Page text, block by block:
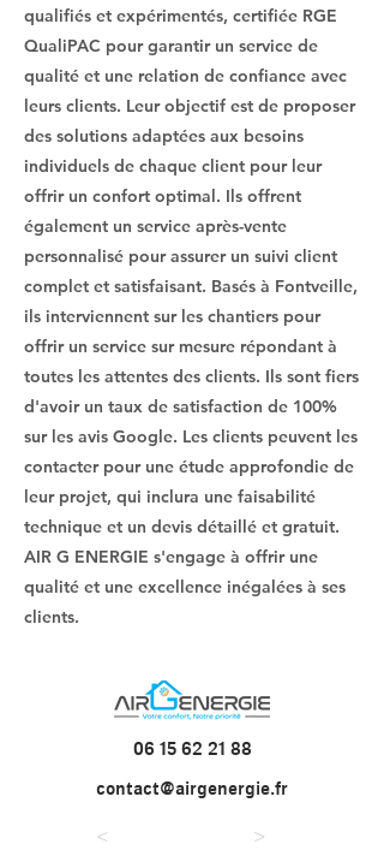
qualifiés et expérimentés, certifiée RGE
QualiPAC pour garantir un service de
qualité et une relation de confiance avec
leurs clients. Leur objectif est de proposer
des solutions adaptées aux besoins
individuels de chaque client pour leur
offrir un confort optimal. Ils offrent
également un service après-vente
personnalisé pour assurer un suivi client
complet et satisfaisant. Basés à Fontveille,
ils interviennent sur les chantiers pour
offrir un service sur mesure répondant à
toutes les attentes des clients. Ils sont fiers
d'avoir un taux de satisfaction de 100%
sur les avis Google. Les clients peuvent les
contacter pour une étude approfondie de
leur projet, qui inclura une faisabilité
technique et un devis détaillé et gratuit.
AIR G ENERGIE s'engage à offrir une
qualité et une excellence inégalées à ses
clients.
06 15 62 21 88
contact@airgenergie.fr
< >